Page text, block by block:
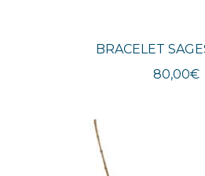
BRACELET
80,00€